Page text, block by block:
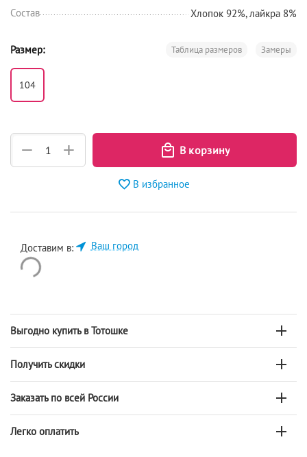
Состав
Хлопок 92%, лайкра 8%
Размер: Замеры
Таблица размеров
104
+
−
В избранное
Доставим в: Ваш город
Выгодно купить в Тотошке
Получить скидки
Заказать по всей России
Легко оплатить